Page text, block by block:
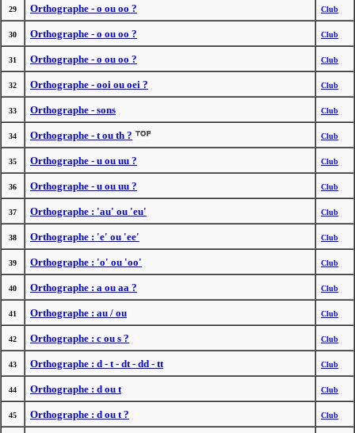
29 Orthographe - o ou oo ? Club
30 Orthographe - o ou oo ? Club
31 Orthographe - o ou oo ? Club
32 Orthographe - ooi ou oei ? Club
33 Orthographe - sons Club
34 Orthographe - t ou th ? Club
35 Orthographe - u ou uu ? Club
36 Orthographe - u ou uu ? Club
37 Orthographe : 'au' ou 'eu' Club
38 Orthographe : 'e' ou 'ee' Club
39 Orthographe : 'o' ou 'oo' Club
40 Orthographe : a ou aa ? Club
41 Orthographe : au / ou Club
42 Orthographe : c ou s ? Club
43 Orthographe : d - t - dt - dd - tt Club
44 Orthographe : d ou t Club
45 Orthographe : d ou t ? Club